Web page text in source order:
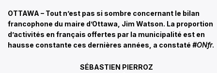
OTTAWA – Tout n’est pas si sombre concernant le bilan
francophone du maire d’Ottawa, Jim Watson. La proportion
d’activités en français offertes par la municipalité est en
hausse constante ces dernières années, a constaté #ONfr.
SÉBASTIEN PIERROZ